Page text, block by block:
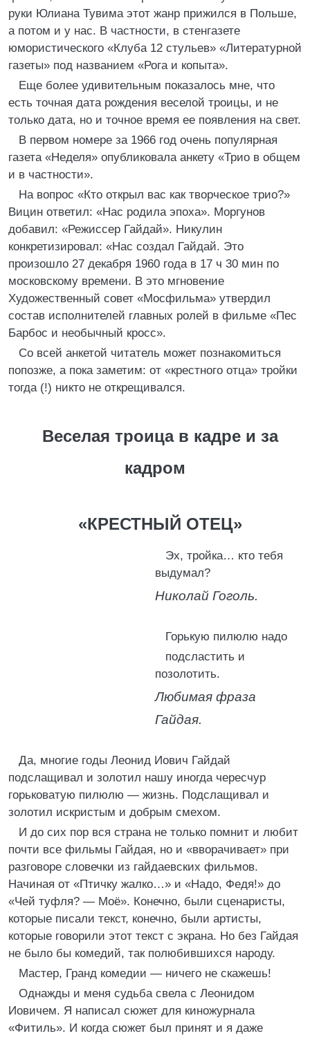
руки Юлиана Тувима этот жанр прижился в Польше,
а потом и у нас. В частности, в стенгазете
юмористического «Клуба 12 стульев» «Литературной
газеты» под названием «Рога и копыта».
Еще более удивительным показалось мне, что
есть точная дата рождения веселой троицы, и не
только дата, но и точное время ее появления на свет.
В первом номере за 1966 год очень популярная
газета «Неделя» опубликовала анкету «Трио в общем
и в частности».
На вопрос «Кто открыл вас как творческое трио?»
Вицин ответил: «Нас родила эпоха». Моргунов
добавил: «Режиссер Гайдай». Никулин
конкретизировал: «Нас создал Гайдай. Это
произошло 27 декабря 1960 года в 17 ч 30 мин по
московскому времени. В это мгновение
Художественный совет «Мосфильма» утвердил
состав исполнителей главных ролей в фильме «Пес
Барбос и необычный кросс».
Со всей анкетой читатель может познакомиться
попозже, а пока заметим: от «крестного отца» тройки
тогда (!) никто не открещивался.
Веселая троица в кадре и за
кадром
«КРЕСТНЫЙ ОТЕЦ»
Эх, тройка… кто тебя
выдумал?
Николай Гоголь.
Горькую пилюлю надо
подсластить и
позолотить.
Любимая фраза
Гайдая.
Да, многие годы Леонид Иович Гайдай
подслащивал и золотил нашу иногда чересчур
горьковатую пилюлю — жизнь. Подслащивал и
золотил искристым и добрым смехом.
И до сих пор вся страна не только помнит и любит
почти все фильмы Гайдая, но и «вворачивает» при
разговоре словечки из гайдаевских фильмов.
Начиная от «Птичку жалко…» и «Надо, Федя!» до
«Чей туфля? — Моё». Конечно, были сценаристы,
которые писали текст, конечно, были артисты,
которые говорили этот текст с экрана. Но без Гайдая
не было бы комедий, так полюбившихся народу.
Мастер, Гранд комедии — ничего не скажешь!
Однажды и меня судьба свела с Леонидом
Иовичем. Я написал сюжет для киножурнала
«Фитиль». И когда сюжет был принят и я даже